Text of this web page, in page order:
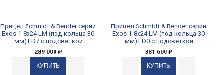
Прицел Schmidt & Bender серии
Exos 1-8x24 LM (под кольца 30
мм) FD7 с подсветкой
289 000 ₽
Прицел Schmidt & Bender серии
Exos 1-8x24 LM (под кольца 30
мм) FD0 с подсветкой
381 600 ₽